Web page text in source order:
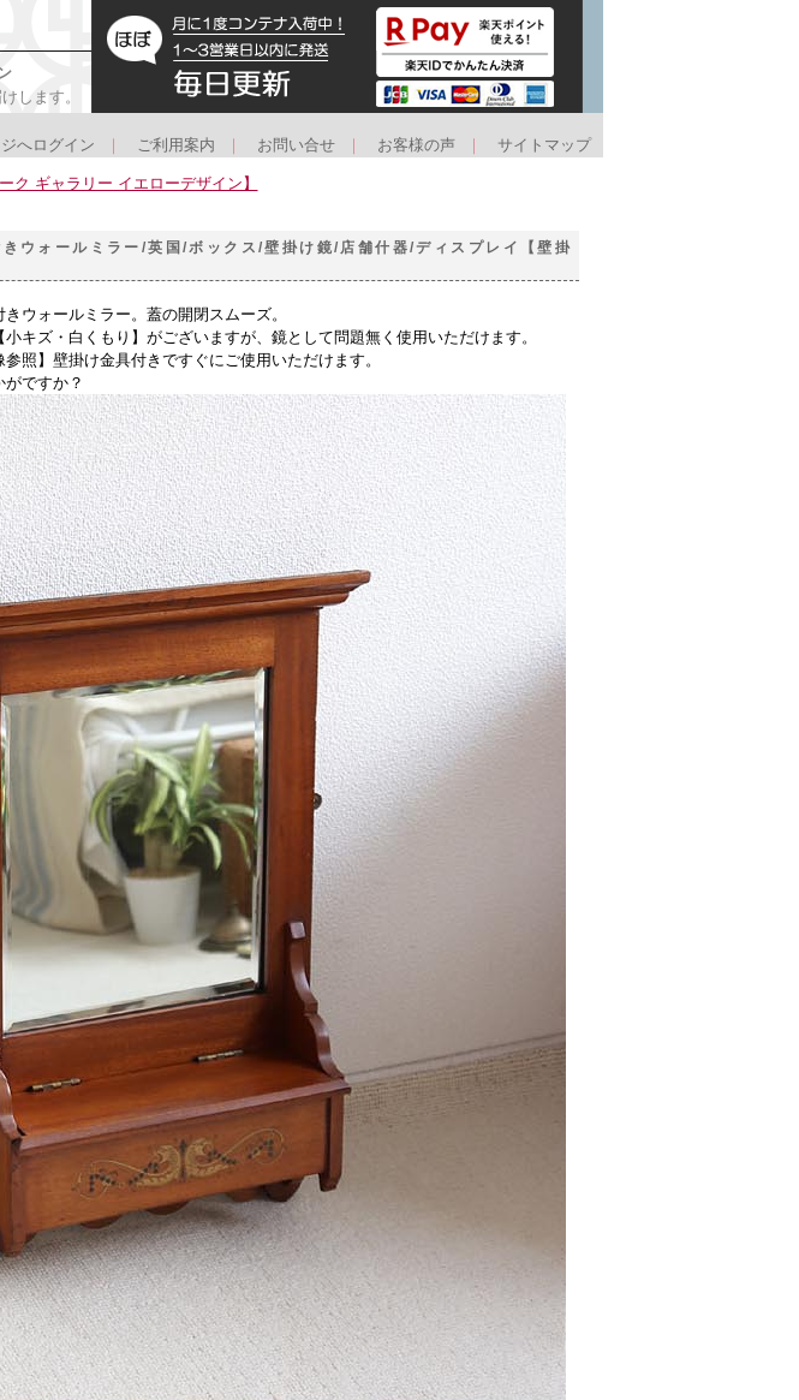
します。
へログイン ご利用案内 お問い合せ お客様の声 サイトマップ
ク ギャラリー イエローデザイン】
ウォールミラー/英国/ボックス/壁掛け鏡/店舗什器/ディスプレイ【壁掛
ウォールミラー。蓋の開閉スムーズ。
キズ・白くもり】がございますが、鏡として問題無く使用いただけます。
照】壁掛け金具付きですぐにご使用いただけます。
ですか？